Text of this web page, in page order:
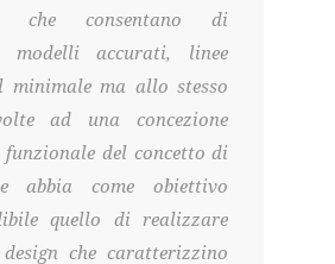
che consentano di
modelli accurati, linee
minimale ma allo stesso
ad una concezione
funzionale del concetto di
abbia come obiettivo
quello di realizzare
che caratterizzino